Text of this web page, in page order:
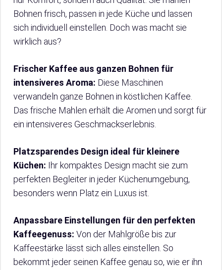
Bohnen frisch, passen in jede Küche und lassen
sich individuell einstellen. Doch was macht sie
wirklich aus?
Frischer Kaffee aus ganzen Bohnen für
intensiveres Aroma: Diese Maschinen
verwandeln ganze Bohnen in köstlichen Kaffee.
Das frische Mahlen erhält die Aromen und sorgt für
ein intensiveres Geschmackserlebnis.
Platzsparendes Design ideal für kleinere
Küchen: Ihr kompaktes Design macht sie zum
perfekten Begleiter in jeder Küchenumgebung,
besonders wenn Platz ein Luxus ist.
Anpassbare Einstellungen für den perfekten
Kaffeegenuss: Von der Mahlgröße bis zur
Kaffeestärke lässt sich alles einstellen. So
bekommt jeder seinen Kaffee genau so, wie er ihn